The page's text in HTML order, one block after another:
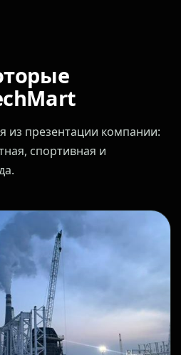
из презентации компании:
спортивная и